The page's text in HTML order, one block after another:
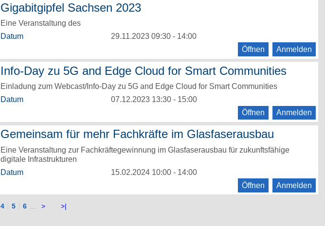
Gigabitgipfel Sachsen 2023
Eine Veranstaltung des
Datum
29.11.2023 09:30 - 14:00
Anmelden
Öffnen
Info-Day zu 5G and Edge Cloud for Smart Communities
Einladung zum Webcast/Info-Day zu 5G and Edge Cloud for Smart Communities
Datum
07.12.2023 13:30 - 15:00
Anmelden
Öffnen
Gemeinsam für mehr Fachkräfte im Glasfaserausbau
Eine Veranstaltung zur Fachkräftegewinnung im Glasfaserausbau für zukunftsfähige
digitale Infrastrukturen
Datum
15.02.2024 10:00 - 14:00
Anmelden
Öffnen
4 5 6 > >|